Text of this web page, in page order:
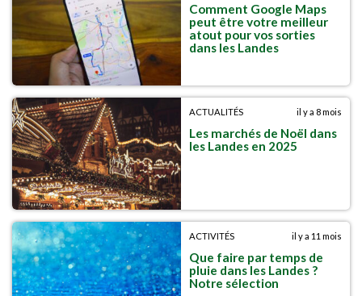
Comment Google Maps
peut être votre meilleur
atout pour vos sorties
dans les Landes
ACTUALITÉS il y a 8 mois
Les marchés de Noël dans
les Landes en 2025
ACTIVITÉS il y a 11 mois
Que faire par temps de
pluie dans les Landes ?
Notre sélection